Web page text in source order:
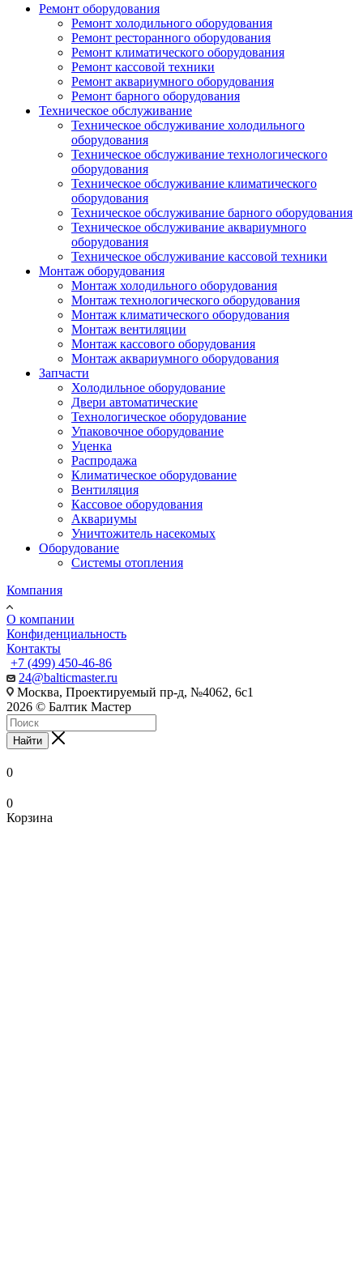
Ремонт оборудования
Ремонт холодильного оборудования
Ремонт ресторанного оборудования
Ремонт климатического оборудования
Ремонт кассовой техники
Ремонт аквариумного оборудования
Ремонт барного оборудования
Техническое обслуживание
Техническое обслуживание холодильного
оборудования
Техническое обслуживание технологического
оборудования
Техническое обслуживание климатического
оборудования
Техническое обслуживание барного оборудования
Техническое обслуживание аквариумного
оборудования
Техническое обслуживание кассовой техники
Монтаж оборудования
Монтаж холодильного оборудования
Монтаж технологического оборудования
Монтаж климатического оборудования
Монтаж вентиляции
Монтаж кассового оборудования
Монтаж аквариумного оборудования
Запчасти
Холодильное оборудование
Двери автоматические
Технологическое оборудование
Упаковочное оборудование
Уценка
Распродажа
Климатическое оборудование
Вентиляция
Кассовое оборудования
Аквариумы
Уничтожитель насекомых
Оборудование
Системы отопления
Компания
О компании
Конфиденциальность
Контакты
+7 (499) 450-46-86
24@balticmaster.ru
Москва, Проектируемый пр-д, №4062, 6с1
2026 © Балтик Мастер
Найти
0
0
Корзина